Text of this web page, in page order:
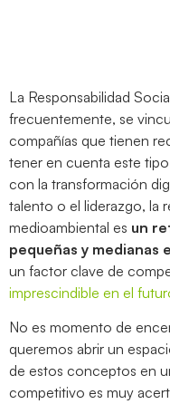
La Responsabilidad
frecuentemente, se
compañías que tienen
tener en cuenta este
con la transformación
talento o el liderazgo, la
medioambiental es un
pequeñas y medianas
un factor clave de
imprescindible en el
No es momento de
queremos abrir un
de estos conceptos en
competitivo es muy